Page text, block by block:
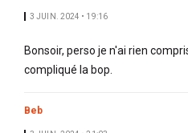
3 JUIN. 2024 • 19:16
Bonsoir, perso je n'ai rien
compliqué la bop.
Beb